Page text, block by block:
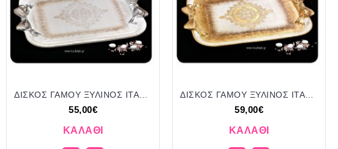
ΔΙΣΚΟΣ ΓΑΜΟΥ ΞΥΛΙΝΟΣ ΙΤΑΛΙΚΟΣ ΜΕ ΣΧΕΔΙΟ NOV-ΚΔ780/413500 55.00€!!!
55,00€
ΚΑΛΆΘΙ
ΔΙΣΚΟΣ ΓΑΜΟΥ ΞΥΛΙΝΟΣ ΙΤΑΛΙΚΟΣ ΜΕ ΣΧΕΔΙΟ NOV-ΚΔ790/413720 59.00€!!!
59,00€
ΚΑΛΆΘΙ